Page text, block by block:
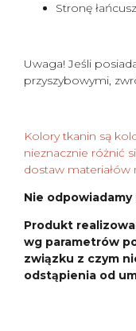
Stronę
Uwaga! Jeśli
przyszybowymi,
Kolory tkanin są
nieznacznie różnić
dostaw
Nie
Produkt
wg parametrów
związku z czym
odstąpienia od